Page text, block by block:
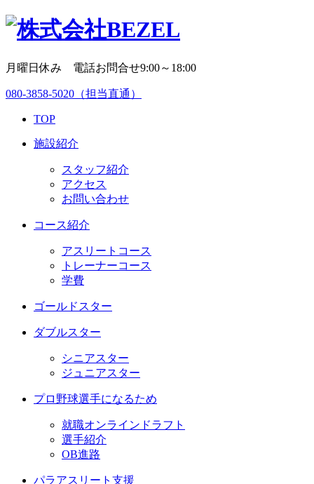
月曜日休み 電話お問合せ9:00～18:00
080-3858-5020 （担当直通）
TOP
施設紹介
スタッフ紹介
アクセス
お問い合わせ
コース紹介
アスリートコース
トレーナーコース
学費
ゴールドスター
ダブルスター
シニアスター
ジュニアスター
プロ野球選手になるため
就職オンラインドラフト
選手紹介
OB進路
パラアスリート支援